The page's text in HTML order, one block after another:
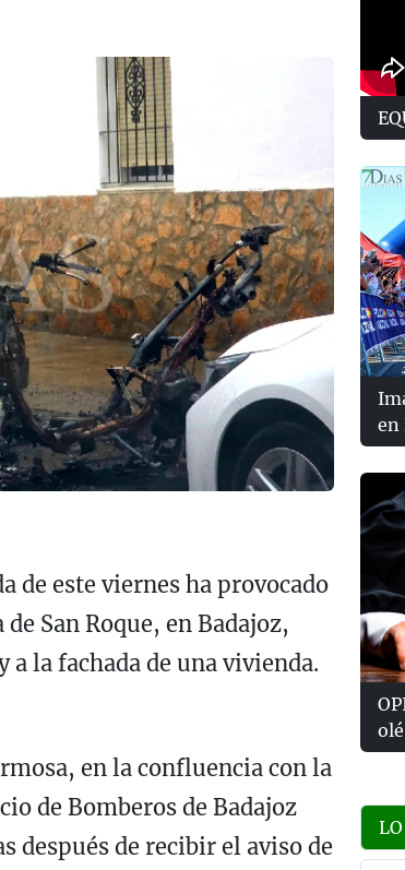
de este viernes ha provocado
San Roque, en Badajoz,
la fachada de una vivienda.
en la confluencia con la
de Bomberos de Badajoz
después de recibir el aviso de
en
olé